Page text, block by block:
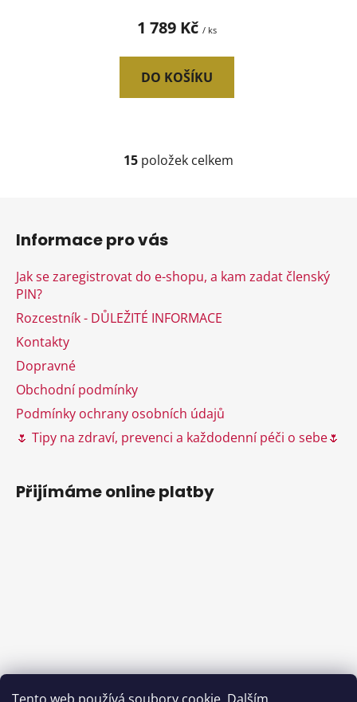
1 789 Kč / ks
DO KOŠÍKU
O
c
p
r
ý
p
i
u
15 položek celkem
Informace pro vás
Jak se zaregistrovat do e-shopu, a kam zadat členský
PIN?
Rozcestník - DŮLEŽITÉ INFORMACE
Kontakty
Dopravné
Obchodní podmínky
Podmínky ochrany osobních údajů
🌷 Tipy na zdraví, prevenci a každodenní péči o sebe🌷
Přijímáme online platby